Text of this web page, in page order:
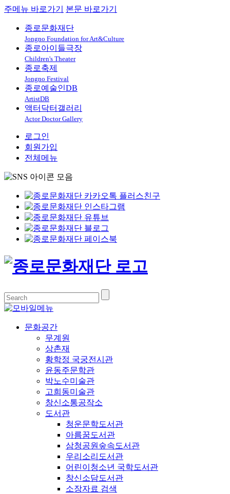
주메뉴 바로가기 본문 바로가기
종로문화재단
Jongno Foundation for Art&Culture
종로아이들극장
Children's Theater
종로축제
Jongno Festival
종로예술인DB
ArtistDB
액터닥터갤러리
Actor Doctor Gallery
로그인
회원가입
전체메뉴
문화공간
무계원
상촌재
황학정 국궁전시관
윤동주문학관
박노수미술관
고희동미술관
창신소통공작소
도서관
청운문학도서관
아름꿈도서관
삼청공원숲속도서관
우리소리도서관
어린이청소년 국학도서관
창신소담도서관
소장자료 검색